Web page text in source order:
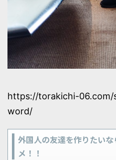
https://torakichi-
word/
外国人の友達を作りたい
メ！！